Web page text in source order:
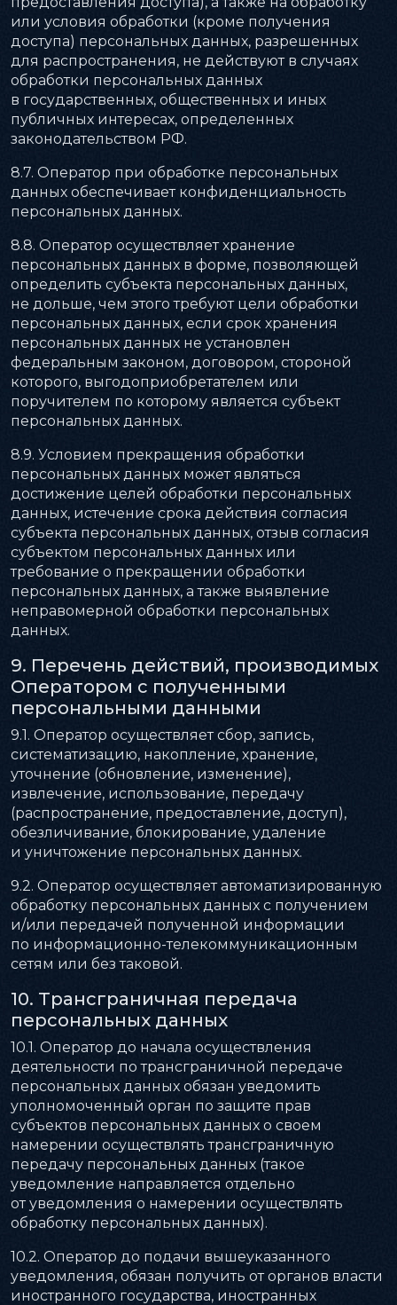
или условия обработки (кроме получения
доступа) персональных данных, разрешенных
для распространения, не действуют в случаях
обработки персональных данных
в государственных, общественных и иных
публичных интересах, определенных
законодательством РФ.
8.7. Оператор при обработке персональных
данных обеспечивает конфиденциальность
персональных данных.
8.8. Оператор осуществляет хранение
персональных данных в форме, позволяющей
определить субъекта персональных данных,
не дольше, чем этого требуют цели обработки
персональных данных, если срок хранения
персональных данных не установлен
федеральным законом, договором, стороной
которого, выгодоприобретателем или
поручителем по которому является субъект
персональных данных.
8.9. Условием прекращения обработки
персональных данных может являться
достижение целей обработки персональных
данных, истечение срока действия согласия
субъекта персональных данных, отзыв согласия
субъектом персональных данных или
требование о прекращении обработки
персональных данных, а также выявление
неправомерной обработки персональных
данных.
9. Перечень действий, производимых
Оператором с полученными
персональными данными
9.1. Оператор осуществляет сбор, запись,
систематизацию, накопление, хранение,
уточнение (обновление, изменение),
извлечение, использование, передачу
(распространение, предоставление, доступ),
обезличивание, блокирование, удаление
и уничтожение персональных данных.
9.2. Оператор осуществляет автоматизированную
обработку персональных данных с получением
и/или передачей полученной информации
по информационно-телекоммуникационным
сетям или без таковой.
10. Трансграничная передача
персональных данных
10.1. Оператор до начала осуществления
деятельности по трансграничной передаче
персональных данных обязан уведомить
уполномоченный орган по защите прав
субъектов персональных данных о своем
намерении осуществлять трансграничную
передачу персональных данных (такое
уведомление направляется отдельно
от уведомления о намерении осуществлять
обработку персональных данных).
10.2. Оператор до подачи вышеуказанного
уведомления, обязан получить от органов власти
иностранного государства, иностранных